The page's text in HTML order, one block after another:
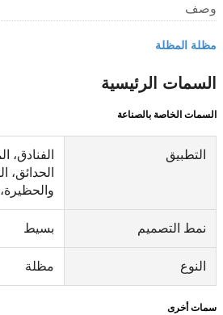
وصف
مظلة المظلة
السمات الرئيسية
السمات الخاصة بالصناعة
التطبيق
الفنادق،
الحدائق،
نمط التصميم بسيط
النوع مظلة
سمات أخرى